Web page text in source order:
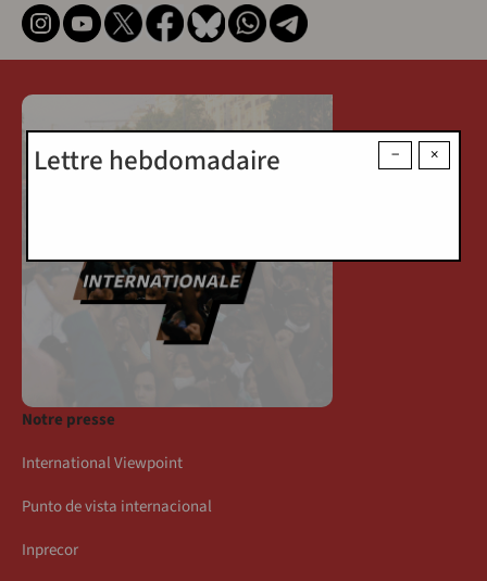
×
−
Lettre hebdomadaire
Notre presse
International Viewpoint
Punto de vista internacional
Inprecor